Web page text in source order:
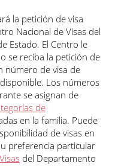
la petición de visa
Nacional de Visas del
Estado. El Centro le
se reciba la petición de
número de visa de
Los números
se asignan de
de
en la familia. Puede
de visas en
preferencia particular
del Departamento